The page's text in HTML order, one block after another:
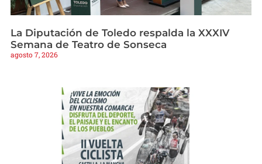
La Diputación de Toledo respalda la XXXIV
Semana de Teatro de Sonseca
agosto 7, 2026